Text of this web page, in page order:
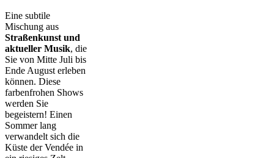
Eine subtile
Mischung aus
Straßenkunst und
aktueller Musik, die
Sie von Mitte Juli bis
Ende August erleben
können. Diese
farbenfrohen Shows
werden Sie
begeistern! Einen
Sommer lang
verwandelt sich die
Küste der Vendée in